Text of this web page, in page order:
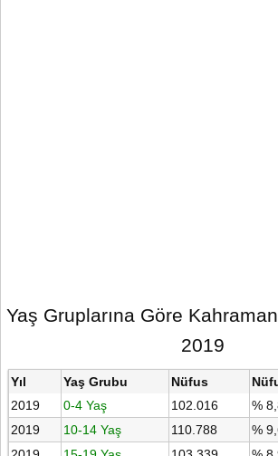
Yaş Gruplarına Göre
2019
Yıl Yaş Grubu Nüfus
2019
0-4 Yaş 102.016
%
2019
10-14 Yaş 110.788
%